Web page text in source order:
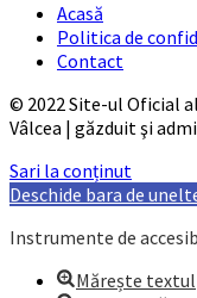
Acasă
Politica de
Contact
© 2022 Site-ul Oficial
Vâlcea | găzduit şi
Sari la conținut
Deschide bara de
Instrumente de
Mărește textul